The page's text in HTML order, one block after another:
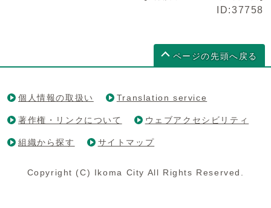
ID:37758
ページの先頭へ戻る
個人情報の取扱い Translation service
著作権・リンクについて ウェブアクセシビリティ
組織から探す サイトマップ
Copyright (C) Ikoma City All Rights Reserved.